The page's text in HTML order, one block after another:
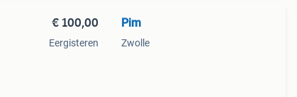
€ 100,00
Eergisteren
Pim
Zwolle